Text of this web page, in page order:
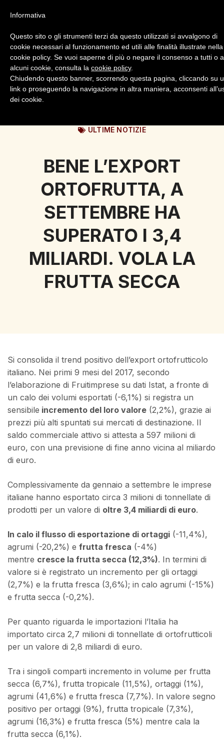
Login Registrazione
ULTIME NOTIZIE
BENE L’EXPORT
ORTOFRUTTA, A
SETTEMBRE HA
SUPERATO I 3,4
MILIARDI. VOLA LA
FRUTTA SECCA
Si consolida il trend positivo dell’export ortofrutticolo
italiano. Nei primi 9 mesi del 2017, secondo
l’elaborazione di Fruitimprese su dati Istat, a fronte di
un calo dei volumi esportati (-6,1%) si registra un
sensibile incremento del loro valore (2,2%), grazie ai
prezzi più alti spuntati sui mercati di destinazione. Il
saldo commerciale attivo si attesta a 597 milioni di
euro, con una previsione di fine anno vicina al miliardo
di euro.
Complessivamente da gennaio a settembre le imprese
italiane hanno esportato circa 3 milioni di tonnellate di
prodotti per un valore di oltre 3,4 miliardi di euro.
In calo il flusso di esportazione di ortaggi (-11,4%),
agrumi (-20,2%) e frutta fresca (-4%)
mentre cresce la frutta secca (12,3%). In termini di
valore si è registrato un incremento per gli ortaggi
(2,7%) e la frutta fresca (3,6%); in calo agrumi (-15%)
e frutta secca (-0,2%).
Per quanto riguarda le importazioni l’Italia ha
importato circa 2,7 milioni di tonnellate di ortofrutticoli
per un valore di 2,8 miliardi di euro.
Tra i singoli comparti incremento in volume per frutta
secca (6,7%), frutta tropicale (11,5%), ortaggi (1%),
agrumi (41,6%) e frutta fresca (7,7%). In valore segno
positivo per ortaggi (9%), frutta tropicale (7,3%),
agrumi (16,3%) e frutta fresca (5%) mentre cala la
frutta secca (6,1%).
Informativa
Questo sito o gli strumenti terzi da questo utilizzati si avvalgono di
cookie necessari al funzionamento ed utili alle finalità illustrate nella
cookie policy. Se vuoi saperne di più o negare il consenso a tutti o
alcuni cookie, consulta la cookie policy.
Chiudendo questo banner, scorrendo questa pagina, cliccando su
link o proseguendo la navigazione in altra maniera, acconsenti
dei cookie.